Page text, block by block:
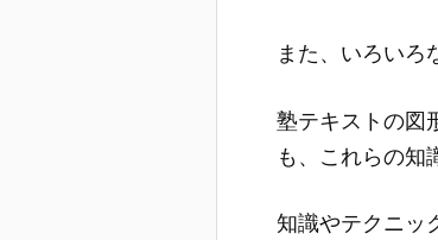
また、いろいろ
塾テキストの図
も、これらの知
知識やテクニッ